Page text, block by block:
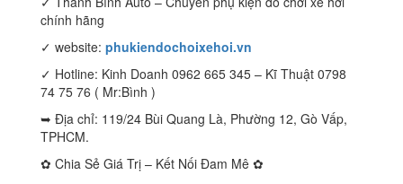
chính hãng
✓ website: phukiendochoixehoi.vn
✓ Hotline: Kinh Doanh 0962 665 345 – Kĩ Thuật 0798
74 75 76 ( Mr:Bình )
➥ Địa chỉ: 119/24 Bùi Quang Là, Phường 12, Gò Vấp,
TPHCM.
✿ Chia Sẻ Giá Trị – Kết Nối Đam Mê ✿